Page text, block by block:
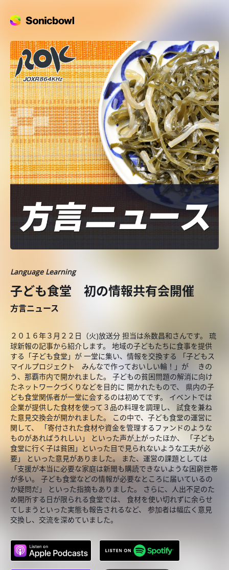
Language Learning
子ども食堂 初の情報共有会開催
方言ニュース
２０１６年３月２２日（火)放送分 担当は糸数昌和さんです。 琉
球新報の記事から紹介します。 地域の子どもたちに食事を提供
する「子ども食堂」が 一堂に集い、情報を交換する 「子どもス
マイルプロジェクト みんなで作っておいしい輪！」が きの
う、那覇市内で開かれました。 子どもの貧困問題の解消に向け
たネットワークづくりなどを目的に 開かれたもので、 県内の子
ども食堂関係者が一堂に会するのは初めてです。 イベントでは
企業が提供した食材を使って３品の料理を調理し、 試食を兼ね
た意見交換会が開かれました。 この中で、子ども食堂の運営に
関して、 「寄付された食材や資金を管理するファンドのような
ものがあればうれしい」 といった声が上がったほか、 「子ども
食堂に行く子は貧困」といった目で見られないような工夫が必
要」 といった意見がありました。 また、運営の課題としては
「支援が本当に必要な家庭は新聞も購読できないような困窮世帯
が多い。 子ども食堂などの情報が必要なところに届いているの
か疑問だ」 といった指摘もありました。 さらに、人出不足のた
め開所する日が限られる食堂では、 食材を使い切れずに余らせ
てしまうといった実態も報告されるなど、 参加者は幅広く意見
交換し、交流を深めていました。